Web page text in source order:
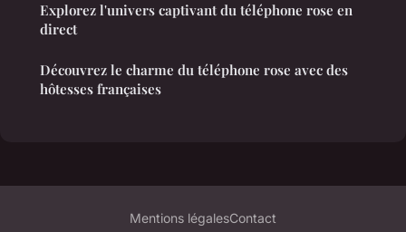
Explorez l'univers captivant du téléphone rose en
direct
Découvrez le charme du téléphone rose avec des
hôtesses françaises
Mentions légalesContact